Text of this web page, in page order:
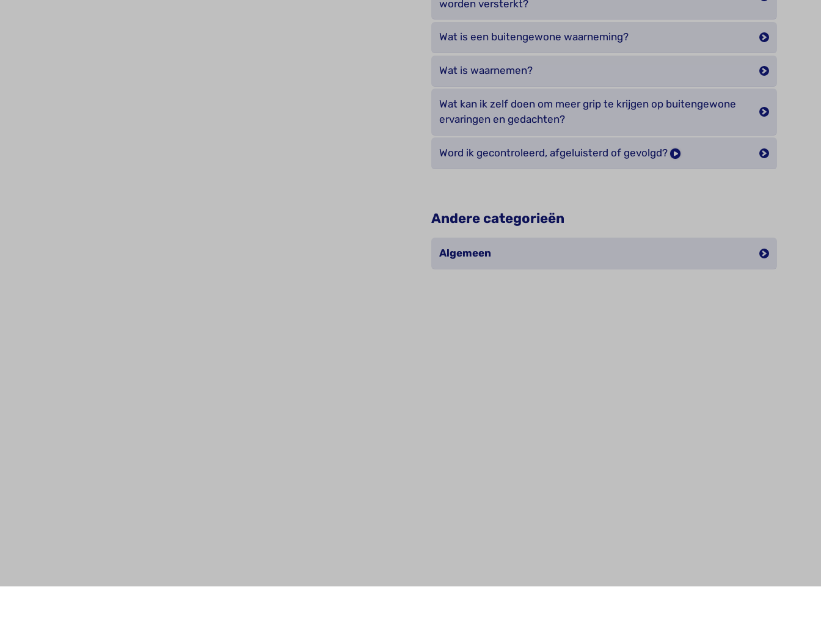
worden versterkt?
Wat is een buitengewone waarneming?
Wat is waarnemen?
Wat kan ik zelf doen om meer grip te krijgen op buitengewone
ervaringen en gedachten?
Word ik gecontroleerd, afgeluisterd of gevolgd?
Andere categorieën
Algemeen